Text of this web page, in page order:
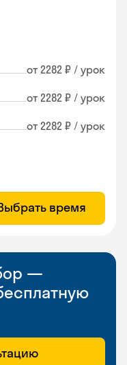
от 2282 ₽ / урок
от 2282 ₽ / урок
от 2282 ₽ / урок
время
—